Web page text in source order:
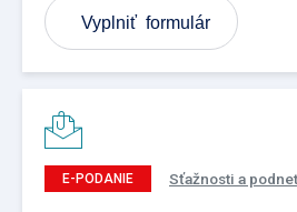
Vyplniť formulár
E-PODANIE Sťažnosti a